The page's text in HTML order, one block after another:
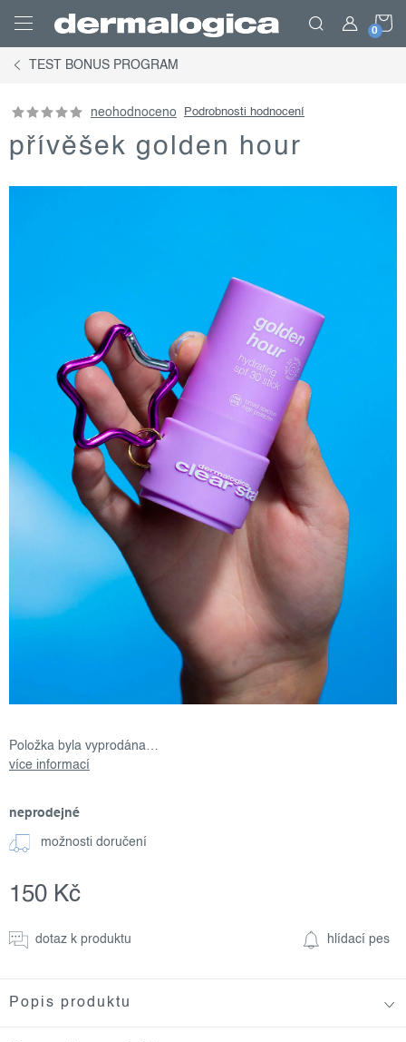
obsah
TEST BONUS PROGRAM
neohodnoceno Podrobnosti hodnocení
přívěšek golden hour
Položka byla vyprodána…
více informací
neprodejné
možnosti doručení
150 Kč
cena:dotaz k produktu hlídací pes
Popis produktu